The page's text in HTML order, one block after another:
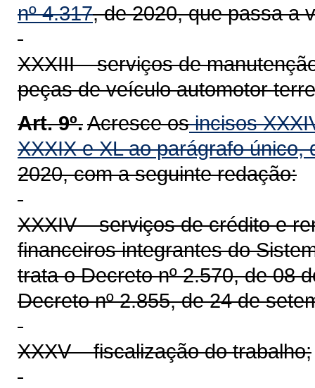
nº 4.317, de 2020, que passa a
XXXIII – serviços de
peças de veículo automotor
Art. 9º.Acresce osincisos
XXXIXe XL ao parágrafo único,
2020, com a seguinte redação:
XXXIV – serviços de crédito e
financeiros integrantes do
trata o Decreto nº 2.570, de 08
Decreto nº 2.855, de 24 de
XXXV – fiscalização do trabalho;